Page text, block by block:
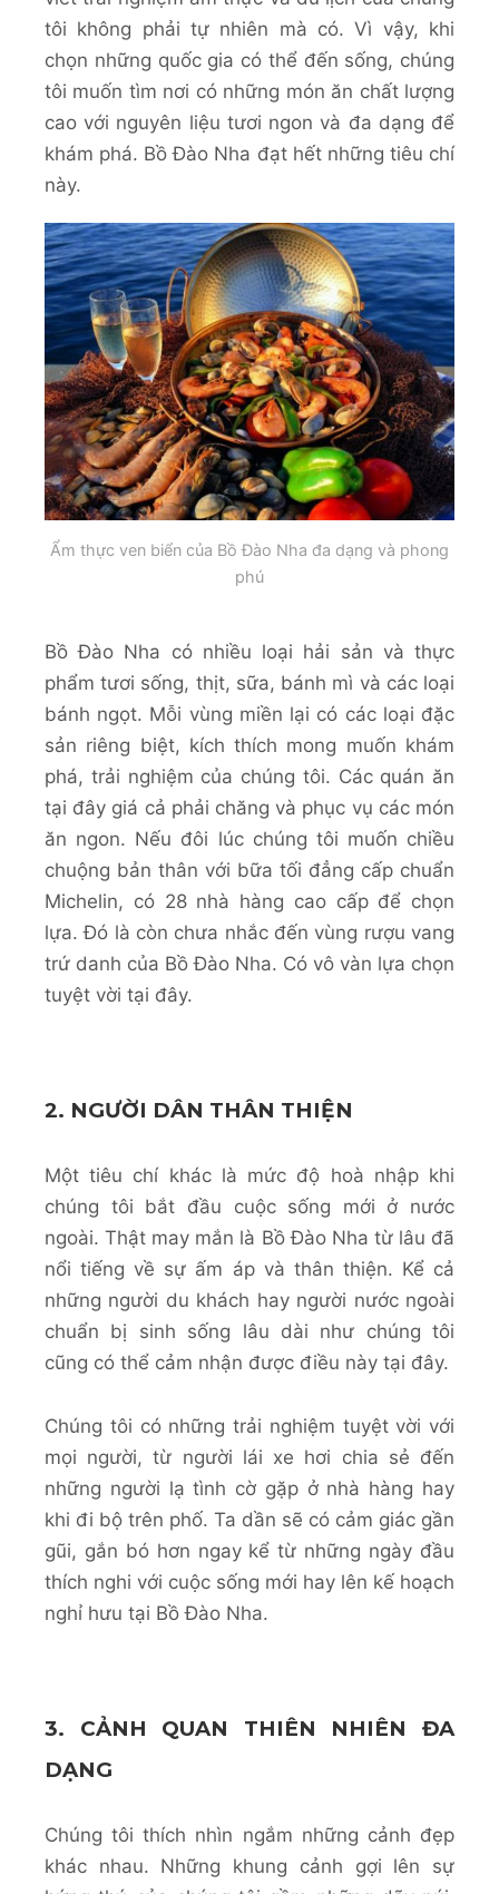
tôi không phải tự nhiên mà có. Vì vậy, khi
chọn những quốc gia có thể đến sống, chúng
tôi muốn tìm nơi có những món ăn chất lượng
cao với nguyên liệu tươi ngon và đa dạng để
khám phá. Bồ Đào Nha đạt hết những tiêu chí
này.
Ẩm thực ven biển của Bồ Đào Nha đa dạng và phong
phú
Bồ Đào Nha có nhiều loại hải sản và thực
phẩm tươi sống, thịt, sữa, bánh mì và các loại
bánh ngọt. Mỗi vùng miền lại có các loại đặc
sản riêng biệt, kích thích mong muốn khám
phá, trải nghiệm của chúng tôi. Các quán ăn
tại đây giá cả phải chăng và phục vụ các món
ăn ngon. Nếu đôi lúc chúng tôi muốn chiều
chuộng bản thân với bữa tối đẳng cấp chuẩn
Michelin, có 28 nhà hàng cao cấp để chọn
lựa. Đó là còn chưa nhắc đến vùng rượu vang
trứ danh của Bồ Đào Nha. Có vô vàn lựa chọn
tuyệt vời tại đây.
2. NGƯỜI DÂN THÂN THIỆN
Một tiêu chí khác là mức độ hoà nhập khi
chúng tôi bắt đầu cuộc sống mới ở nước
ngoài. Thật may mắn là Bồ Đào Nha từ lâu đã
nổi tiếng về sự ấm áp và thân thiện. Kể cả
những người du khách hay người nước ngoài
chuẩn bị sinh sống lâu dài như chúng tôi
cũng có thể cảm nhận được điều này tại đây.
Chúng tôi có những trải nghiệm tuyệt vời với
mọi người, từ người lái xe hơi chia sẻ đến
những người lạ tình cờ gặp ở nhà hàng hay
khi đi bộ trên phố. Ta dần sẽ có cảm giác gần
gũi, gắn bó hơn ngay kể từ những ngày đầu
thích nghi với cuộc sống mới hay lên kế hoạch
nghỉ hưu tại Bồ Đào Nha.
3. CẢNH QUAN THIÊN NHIÊN ĐA
DẠNG
Chúng tôi thích nhìn ngắm những cảnh đẹp
khác nhau. Những khung cảnh gợi lên sự